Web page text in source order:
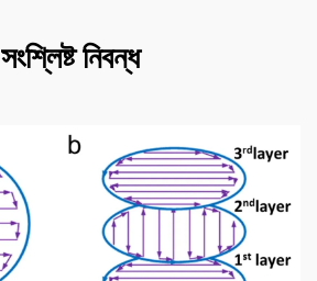
সংশ্লিষ্ট নিবন্ধ